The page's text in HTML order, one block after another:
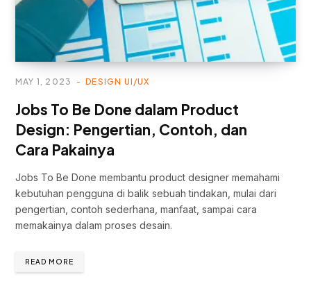
DESIGN UI/UX
MAY 1, 2023
Jobs To Be Done dalam Product
Design: Pengertian, Contoh, dan
Cara Pakainya
Jobs To Be Done membantu product designer memahami
kebutuhan pengguna di balik sebuah tindakan, mulai dari
pengertian, contoh sederhana, manfaat, sampai cara
memakainya dalam proses desain.
READ MORE